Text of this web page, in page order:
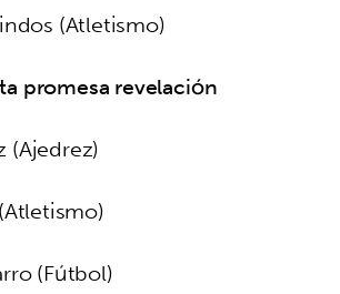
(Atletismo)
promesa revelación
(Fútbol)